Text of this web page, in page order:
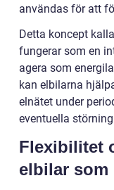
användas för att
Detta koncept
fungerar som en
agera som
kan elbilarna
elnätet under
eventuella
Flexibilitet
elbilar som